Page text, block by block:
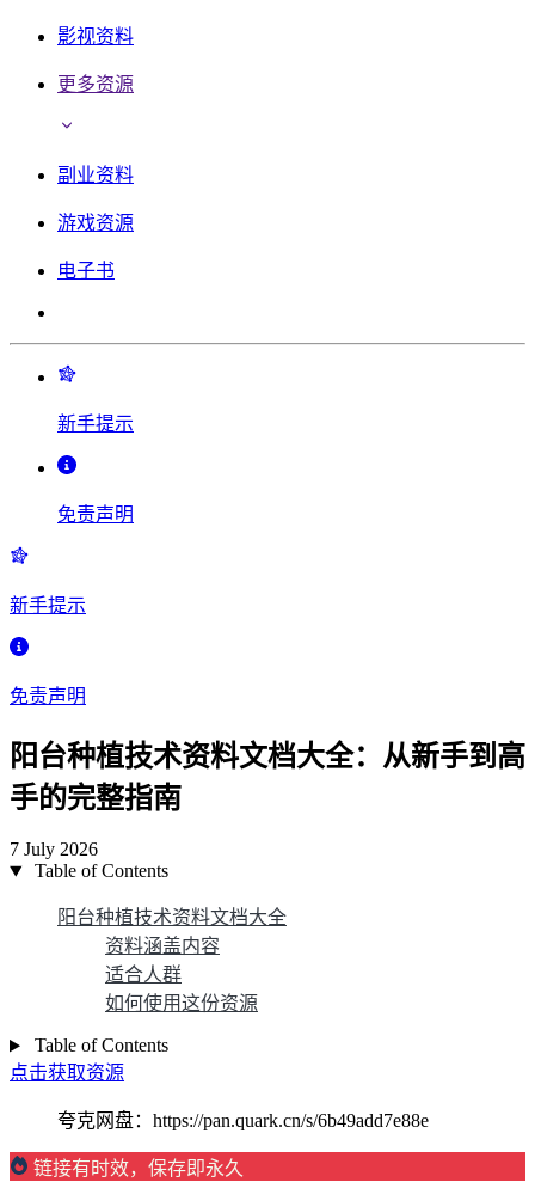
影视资料
更多资源
副业资料
游戏资源
电子书
新手提示
免责声明
新手提示
免责声明
阳台种植技术资料文档大全：从新手到高
手的完整指南
7 July 2026
Table of Contents
阳台种植技术资料文档大全
资料涵盖内容
适合人群
如何使用这份资源
Table of Contents
点击获取资源
夸克网盘：https://pan.quark.cn/s/6b49add7e88e
链接有时效，保存即永久